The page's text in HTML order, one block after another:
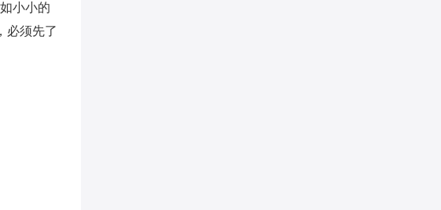
小小的
必须先了